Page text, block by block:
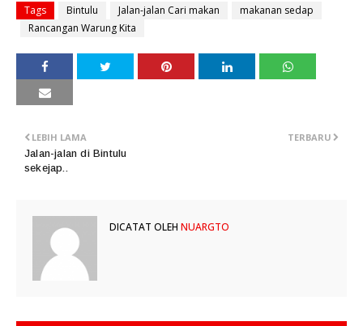
Tags Bintulu Jalan-jalan Cari makan
makanan sedap
Rancangan Warung Kita
TERBARU
LEBIH LAMA
Jalan-jalan di Bintulu
sekejap..
DICATAT OLEH NUARGTO